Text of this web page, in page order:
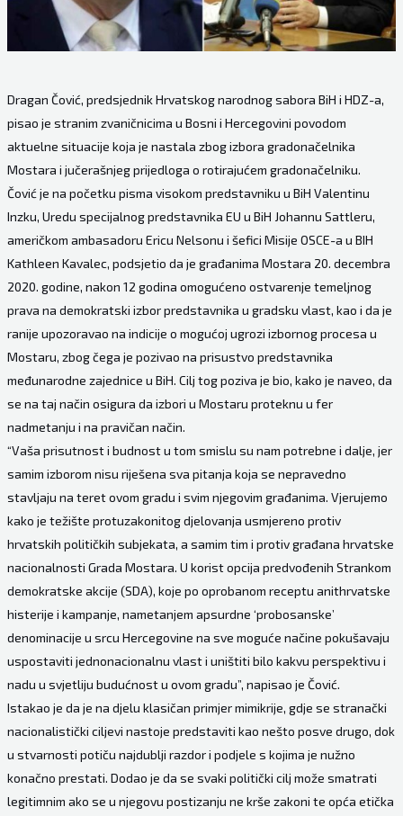
Dragan Čović, predsjednik Hrvatskog narodnog sabora BiH i HDZ-a,
pisao je stranim zvaničnicima u Bosni i Hercegovini povodom
aktuelne situacije koja je nastala zbog izbora gradonačelnika
Mostara i jučerašnjeg prijedloga o rotirajućem gradonačelniku.
Čović je na početku pisma visokom predstavniku u BiH Valentinu
Inzku, Uredu specijalnog predstavnika EU u BiH Johannu Sattleru,
američkom ambasadoru Ericu Nelsonu i šefici Misije OSCE-a u BIH
Kathleen Kavalec, podsjetio da je građanima Mostara 20. decembra
2020. godine, nakon 12 godina omogućeno ostvarenje temeljnog
prava na demokratski izbor predstavnika u gradsku vlast, kao i da je
ranije upozoravao na indicije o mogućoj ugrozi izbornog procesa u
Mostaru, zbog čega je pozivao na prisustvo predstavnika
međunarodne zajednice u BiH. Cilj tog poziva je bio, kako je naveo, da
se na taj način osigura da izbori u Mostaru proteknu u fer
nadmetanju i na pravičan način.
“Vaša prisutnost i budnost u tom smislu su nam potrebne i dalje, jer
samim izborom nisu riješena sva pitanja koja se nepravedno
stavljaju na teret ovom gradu i svim njegovim građanima. Vjerujemo
kako je težište protuzakonitog djelovanja usmjereno protiv
hrvatskih političkih subjekata, a samim tim i protiv građana hrvatske
nacionalnosti Grada Mostara. U korist opcija predvođenih Strankom
demokratske akcije (SDA), koje po oprobanom receptu anithrvatske
histerije i kampanje, nametanjem apsurdne ‘probosanske’
denominacije u srcu Hercegovine na sve moguće načine pokušavaju
uspostaviti jednonacionalnu vlast i uništiti bilo kakvu perspektivu i
nadu u svjetliju budućnost u ovom gradu”, napisao je Čović.
Istakao je da je na djelu klasičan primjer mimikrije, gdje se stranački
nacionalistički ciljevi nastoje predstaviti kao nešto posve drugo, dok
u stvarnosti potiču najdublji razdor i podjele s kojima je nužno
konačno prestati. Dodao je da se svaki politički cilj može smatrati
legitimnim ako se u njegovu postizanju ne krše zakoni te opća etička